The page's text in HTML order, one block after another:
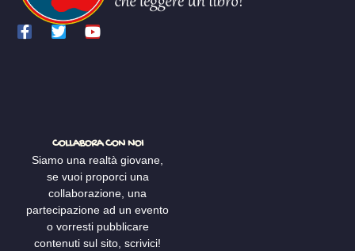
COLLABORA CON NOI
Siamo una realtà giovane,
se vuoi proporci una
collaborazione, una
partecipazione ad un evento
o vorresti pubblicare
contenuti sul sito, scrivici!